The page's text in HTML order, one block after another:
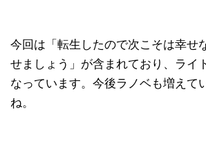
今回は「転生したので次こそは幸せ
せましょう」が含まれており、ライ
なっています。今後ラノベも増えて
ね。